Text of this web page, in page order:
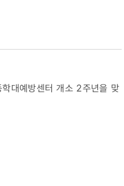
대예방센터 개소 2주년을 맞